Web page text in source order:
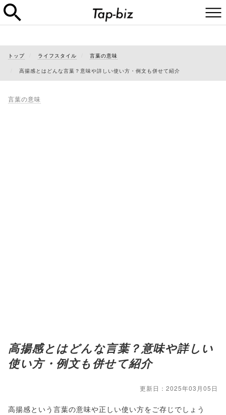
トップ ライフスタイル 言葉の意味
高揚感とはどんな言葉？意味や詳しい使い方・例文も併せて紹介
言葉の意味
高揚感とはどんな言葉？意味や詳しい
使い方・例文も併せて紹介
更新日：2025年03月05日
高揚感という言葉の意味や正しい使い方をご存じでしょう